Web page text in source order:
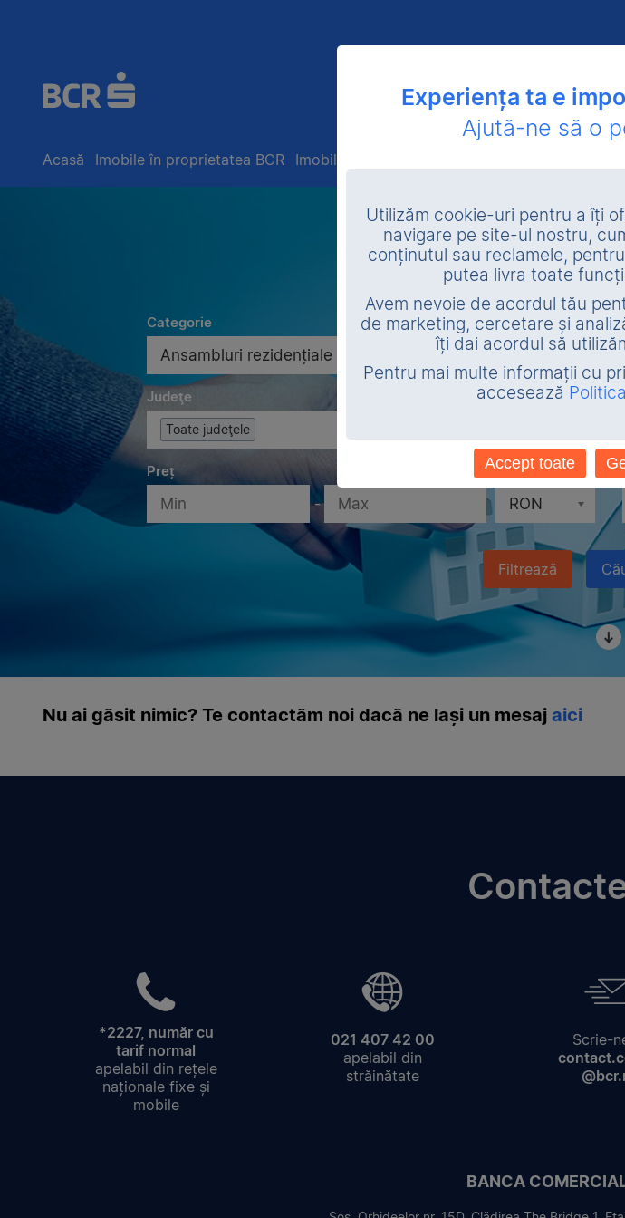
Acasă Imobile în proprietatea BCR Imobile în executare
Categorie
Ansambluri rezidențiale
Judeţe
Toate judeţele
Preț
- RON
Filtrează
Nu ai găsit nimic? Te contactăm noi dacă ne lași un mesaj aici
*2227, număr cu
tarif normal
apelabil din rețele
naționale fixe și
mobile
021 407 42 00
apelabil din
străinătate
Scrie-
BANCA
Experiența ta e
Ajută-ne să o
Utilizăm cookie-uri pentru a îți
navigare pe site-ul nostru,
conținutul sau reclamele,
putea livra toate
Avem nevoie de acordul tău
de marketing, cercetare și
îți dai acordul să
Pentru mai multe informații cu
accesează
Accept toate